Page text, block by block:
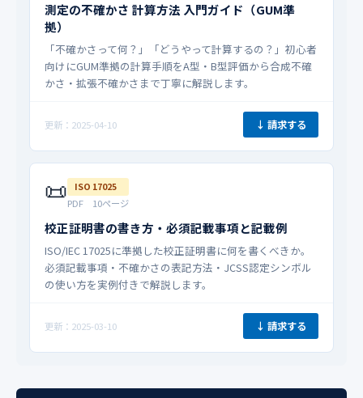
測定の不確かさ 計算方法 入門ガイド（GUM準
拠）
「不確かさって何？」「どうやって計算するの？」初心者
向けにGUM準拠の計算手順をA型・B型評価から合成不確
かさ・拡張不確かさまで丁寧に解説します。
更新：2025-04-10 ↓ 請求する
📜 ISO 17025
PDF 10ページ
校正証明書の書き方・必須記載事項と記載例
ISO/IEC 17025に準拠した校正証明書に何を書くべきか。
必須記載事項・不確かさの表記方法・JCSS認定シンボル
の使い方を実例付きで解説します。
更新：2025-03-10 ↓ 請求する